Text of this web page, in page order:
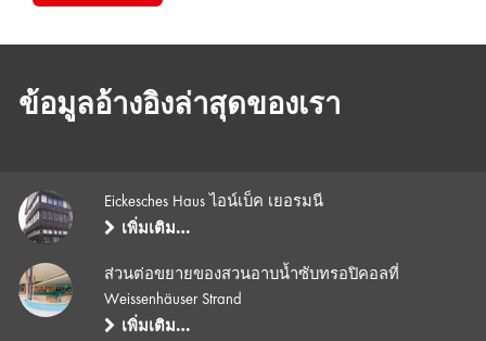
ข้อมูลอ้างอิงล่าสุดของเรา
Eickesches Haus ไอน์เบ็ค เยอรมนี
เพิ่มเติม…
ส่วนต่อขยายของสวนอาบน้ำซับทรอปิคอลที่
Weissenhäuser Strand
เพิ่มเติม…